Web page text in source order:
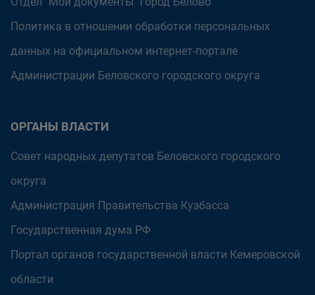
Политика в отношении обработки персональных
данных на официальном интернет-портале
Администрации Беловского городского округа
ОРГАНЫ ВЛАСТИ
Совет народных депутатов Беловского городского
округа
Администрация Правительства Кузбасса
Государственная дума РФ
Портал органов государственной власти Кемеровской
области